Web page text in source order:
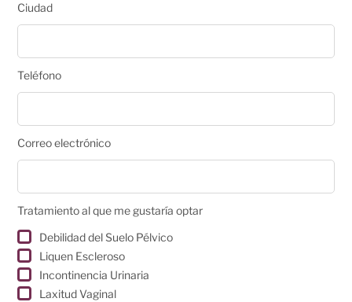
Ciudad
Teléfono
Correo electrónico
Tratamiento al que me gustaría optar
Debilidad del Suelo Pélvico
Liquen Escleroso
Incontinencia Urinaria
Laxitud Vaginal